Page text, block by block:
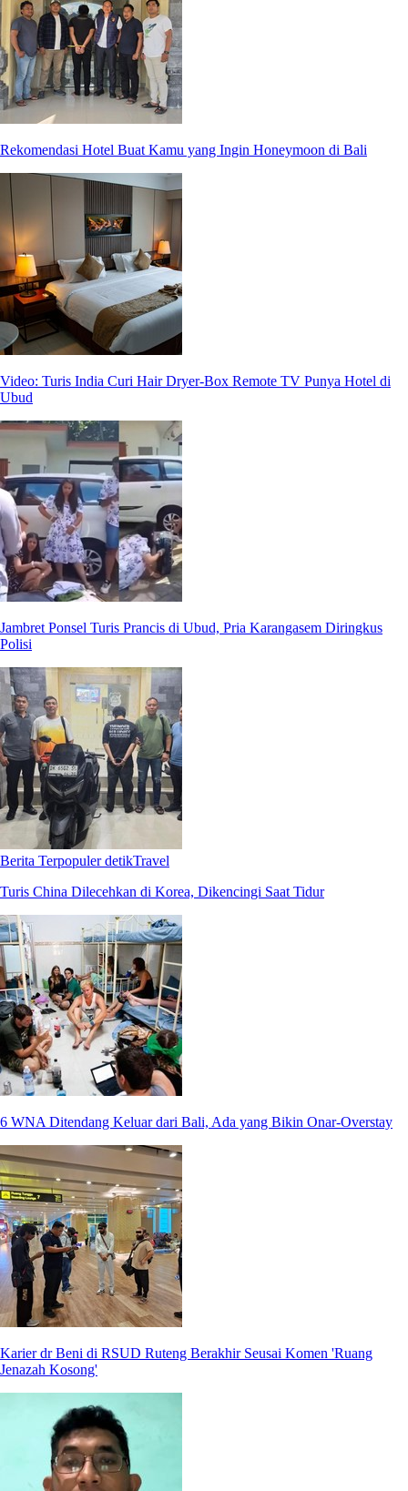
Rekomendasi Hotel Buat Kamu yang Ingin Honeymoon di Bali
Video: Turis India Curi Hair Dryer-Box Remote TV Punya Hotel di
Ubud
Jambret Ponsel Turis Prancis di Ubud, Pria Karangasem Diringkus
Polisi
Berita Terpopuler detikTravel
Turis China Dilecehkan di Korea, Dikencingi Saat Tidur
6 WNA Ditendang Keluar dari Bali, Ada yang Bikin Onar-Overstay
Karier dr Beni di RSUD Ruteng Berakhir Seusai Komen 'Ruang
Jenazah Kosong'